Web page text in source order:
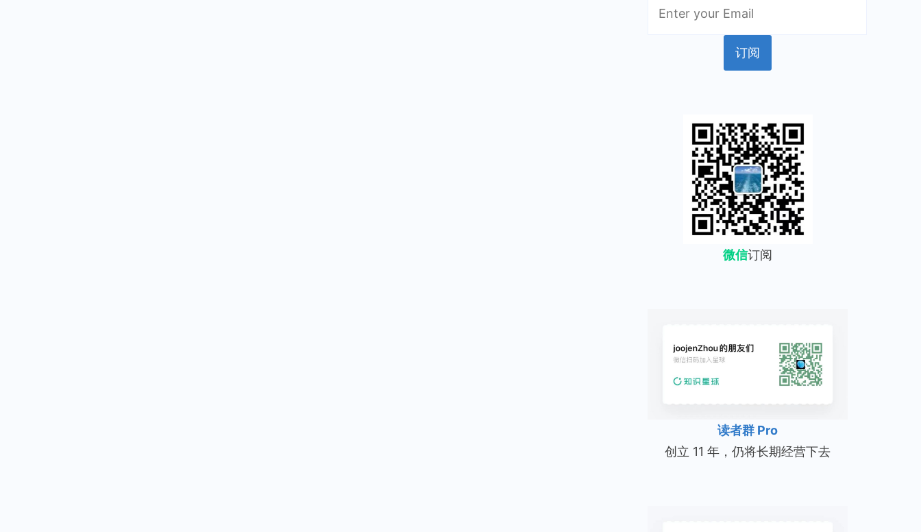
微信订阅
读者群 Pro
创立 11 年，仍将长期经营下去